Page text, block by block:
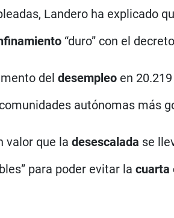
Landero ha explicado
“duro” con el
del desempleo en
autónomas más
valor que la desescalada se
para poder evitar la cuarta